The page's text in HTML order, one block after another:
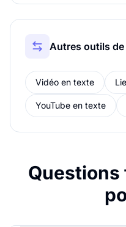
Autres outils
Vidéo en texte
YouTube en texte